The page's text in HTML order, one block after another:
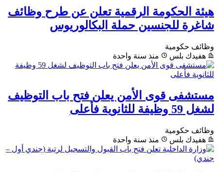
هيئة الحكومة الرقمية تعلن عن طرح وظائف
شاغرة للجنسين حملة البكالوريوس
وظائف حكومية
هفيدك بلس
منذ سنة واحدة
مستشفى قوى الأمن يعلن فتح باب التوظيف
لشغل 59 وظيفة للثانوية فأعلى
وظائف حكومية
هفيدك بلس
منذ سنة واحدة